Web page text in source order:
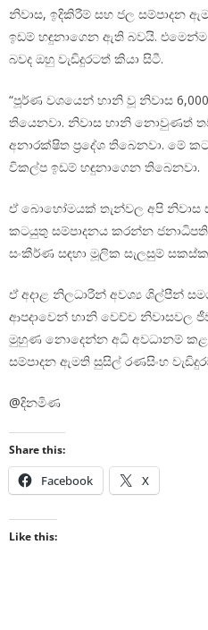
නිවාස, ඉදිකිරීම් සහ ජල සම්පාදන
ඉඩම් හඳුනාගෙන ඇති බවයි.
බවද ඔහු වැඩිදුරටත් කියා සිටී.
“පූර්ණ වශයෙන් හානි වූ නිවාස
තියෙනවා. නිවාස හානි නොවුණත්
අනාරක්ෂිත ප්‍රදේශ තිබෙනවා. මේ
විකල්ප ඉඩම් හඳුනාගෙන තිබෙනවා.
ඒ බොහෝමයක් තැන්වල අපි නිවාස
කටයුතු සම්පාදනය කරන්න
සංකීර්ණ සඳහා මූලික සැලසුම්
ඒ අදාළ නිලධාරීන් අවශ්‍ය ශිල්පීන්
ආපදාවෙන් හානි වෙච්ච නිවාසවල
මුහුණ නොදෙන්න අධි අවධානම්
සම්පාදන ඇමති සුසිල් රණසිංහ
@දිනමිණ
Share this:
Facebook X
Like this: